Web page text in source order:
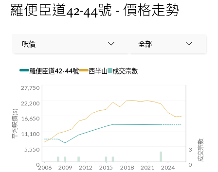
羅便臣道42-44號 - 價格走勢
呎價 全部
羅便臣道42-44號 西半山 成交宗數
3
0
2006 2009 2012 2015 2018 2021 2024
成交宗數
27,750
22,200
16,650
11,100
5,550
0
平均呎價($)